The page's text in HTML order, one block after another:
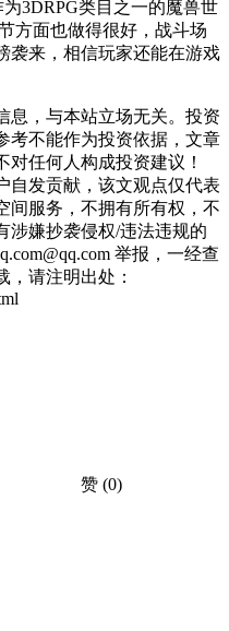
3DRPG类目之一的魔兽世
方面也做得很好，战斗场
袭来，相信玩家还能在游戏
息，与本站立场无关。投资
考不能作为投资依据，文章
任何人构成投资建议！
自发贡献，该文观点仅代表
间服务，不拥有所有权，不
涉嫌抄袭侵权/违法违规的
举报，一经查
，请注明出处：
赞 (0)